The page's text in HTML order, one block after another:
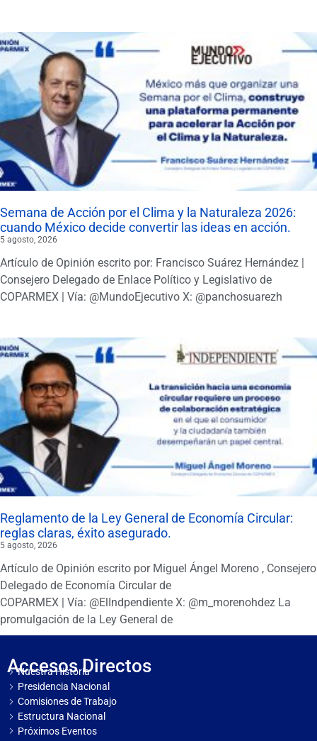
Semana de Acción por el Clima y la Naturaleza 2026:
cuando México decide convertir las ideas en acción.
5 agosto, 2026
Artículo de Opinión escrito por: Francisco Suárez Hernández |
Consejero Delegado de Enlace Político y Legislativo de
COPARMEX | Vía: @MundoEjecutivo X: @panchosuarezh
Reglamento de la Ley General de Economía Circular:
reglas claras, éxito asegurado.
5 agosto, 2026
Artículo de Opinión escrito por Miguel Ángel Moreno , Consejero
Delegado de Economía Circular de
COPARMEX | Vía: @ElIndpendiente X: @m_morenohdez La
promulgación de la Ley General de
Accesos Directos
Nuestra Historia
Presidencia Nacional
Comisiones de Trabajo
Estructura Nacional
Próximos Eventos